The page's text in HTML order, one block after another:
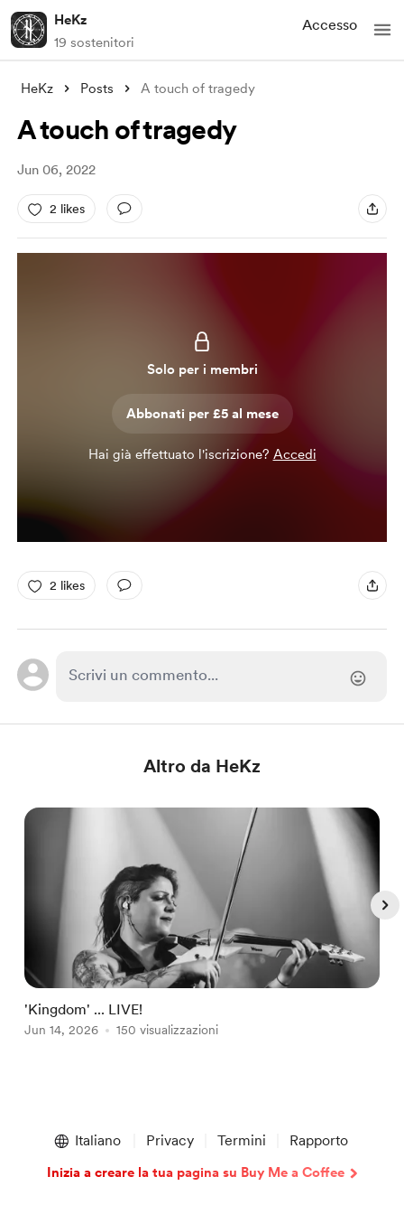
HeKz
19 sostenitori
Accesso
HeKz Posts A touch of tragedy
A touch of tragedy
Jun 06, 2022
2 likes
Solo per i membri
Abbonati per £5 al mese
Hai già effettuato l'iscrizione? Accedi
2 likes
Altro da HeKz
'Kingdom' ... LIVE!
Jun 14, 2026 150 visualizzazioni
Italiano Privacy Termini Rapporto
Inizia a creare la tua pagina su Buy Me a Coffee